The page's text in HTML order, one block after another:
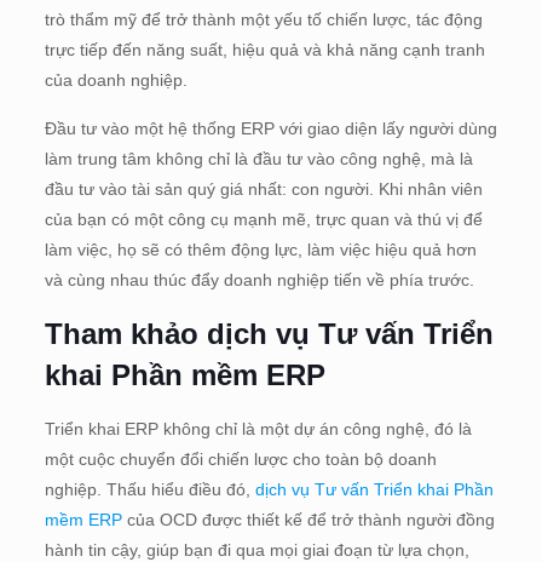
trò thẩm mỹ để trở thành một yếu tố chiến lược, tác động
trực tiếp đến năng suất, hiệu quả và khả năng cạnh tranh
của doanh nghiệp.
Đầu tư vào một hệ thống ERP với giao diện lấy người dùng
làm trung tâm không chỉ là đầu tư vào công nghệ, mà là
đầu tư vào tài sản quý giá nhất: con người. Khi nhân viên
của bạn có một công cụ mạnh mẽ, trực quan và thú vị để
làm việc, họ sẽ có thêm động lực, làm việc hiệu quả hơn
và cùng nhau thúc đẩy doanh nghiệp tiến về phía trước.
Tham khảo dịch vụ Tư vấn Triển
khai Phần mềm ERP
Triển khai ERP không chỉ là một dự án công nghệ, đó là
một cuộc chuyển đổi chiến lược cho toàn bộ doanh
nghiệp. Thấu hiểu điều đó, dịch vụ Tư vấn Triển khai Phần
mềm ERPcủa OCD được thiết kế để trở thành người đồng
hành tin cậy, giúp bạn đi qua mọi giai đoạn từ lựa chọn,